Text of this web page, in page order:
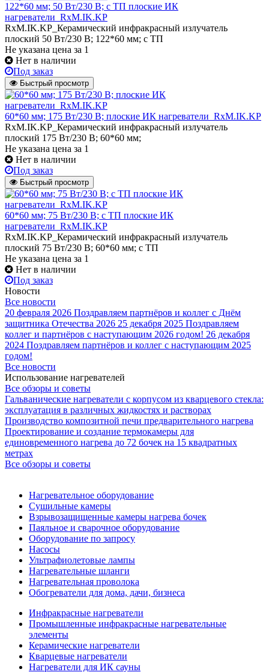
122*60 мм; 50 Вт/230 В; с ТП плоские ИК
нагреватели_RxM.IK.KP
RxM.IK.KP_Керамический инфракрасный излучатель
плоский 50 Вт/230 В; 122*60 мм; с ТП
Не указана цена за 1
Нет в наличии
Под заказ
Быстрый просмотр
60*60 мм; 175 Вт/230 В; плоские ИК нагреватели_RxM.IK.KP
RxM.IK.KP_Керамический инфракрасный излучатель
плоский 175 Вт/230 В; 60*60 мм;
Не указана цена за 1
Нет в наличии
Под заказ
Быстрый просмотр
60*60 мм; 75 Вт/230 В; с ТП плоские ИК
нагреватели_RxM.IK.KP
RxM.IK.KP_Керамический инфракрасный излучатель
плоский 75 Вт/230 В; 60*60 мм; с ТП
Не указана цена за 1
Нет в наличии
Под заказ
Новости
Все новости
20 февраля 2026 Поздравляем партнёров и коллег с Днём
защитника Отечества 2026 25 декабря 2025 Поздравляем
коллег и партнёров с наступающим 2026 годом! 26 декабря
2024 Поздравляем партнёров и коллег с наступающим 2025
годом!
Все новости
Использование нагревателей
Все обзоры и советы
Гальванические нагреватели с корпусом из кварцевого стекла:
эксплуатация в различных жидкостях и растворах
Производство композитной печи предварительного нагрева
Проектирование и создание термокамеры для
единовременного нагрева до 72 бочек на 15 квадратных
метрах
Все обзоры и советы
Нагревательное оборудование
Сушильные камеры
Взрывозащищенные камеры нагрева бочек
Паяльное и сварочное оборудование
Оборудование по запросу
Насосы
Ультрафиолетовые лампы
Нагревательные шланги
Нагревательная проволока
Обогреватели для дома, дачи, бизнеса
Инфракрасные нагреватели
Промышленные инфракрасные нагревательные
элементы
Керамические нагреватели
Кварцевые нагреватели
Нагреватели для ИК сауны